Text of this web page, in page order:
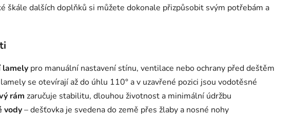
škále dalších doplňků si můžete dokonale přizpůsobit svým potřebám a
lamely pro manuální nastavení stínu, ventilace nebo ochrany před deštěm
se otevírají až do úhlu 110° a v uzavřené pozici jsou vodotěsné
rám zaručuje stabilitu, dlouhou životnost a minimální údržbu
vody– dešťovka je svedena do země přes žlaby a nosné nohy